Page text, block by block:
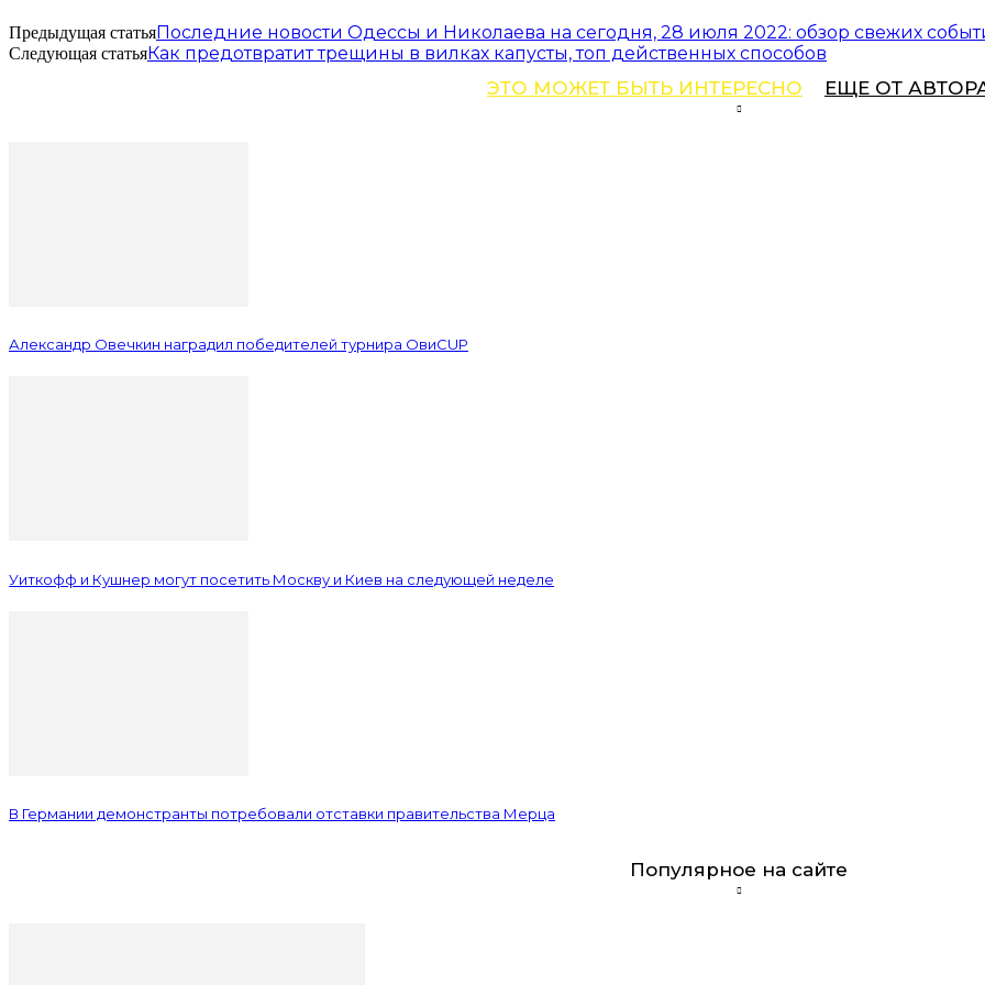
Предыдущая статьяПоследние новости Одессы и Николаева на сегодня, 28 июля 2022: обзор свежих
Следующая статьяКак предотвратит трещины в вилках капусты, топ действенных способов
ЭТО МОЖЕТ БЫТЬ ИНТЕРЕСНО ЕЩЕ ОТ
Александр Овечкин наградил победителей турнира ОвиCUP
Уиткофф и Кушнер могут посетить Москву и Киев на следующей неделе
В Германии демонстранты потребовали отставки правительства Мерца
Популярное на сайте